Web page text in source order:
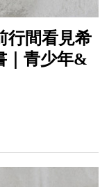
行間看見希
｜青少年&